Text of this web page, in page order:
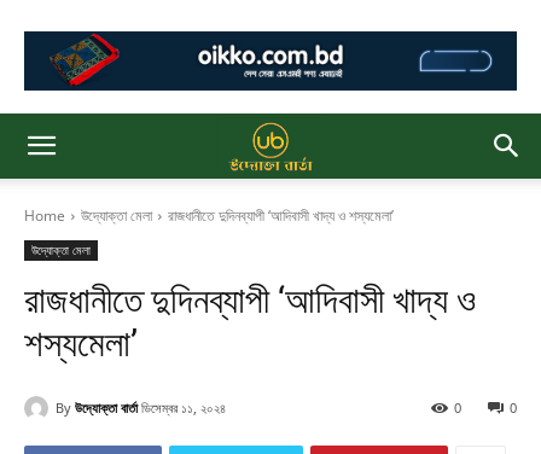
Home উদ্যোক্তা মেলা রাজধানীতে দুদিনব্যাপী ‘আদিবাসী খাদ্য ও শস্যমেলা’
উদ্যোক্তা মেলা
রাজধানীতে দুদিনব্যাপী ‘আদিবাসী খাদ্য ও
শস্যমেলা’
By উদ্যোক্তা বার্তা ডিসেম্বর ১১, ২০২৪ 0
0